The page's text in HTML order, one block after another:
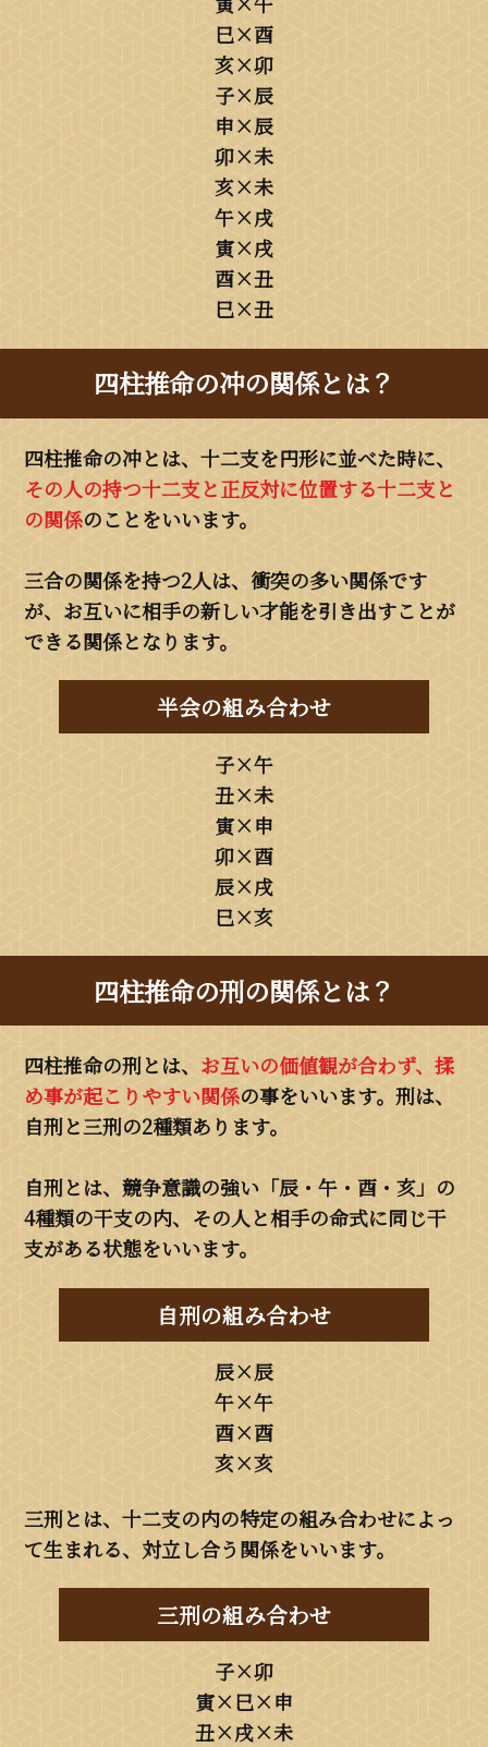
巳×酉
亥×卯
子×辰
申×辰
卯×未
亥×未
午×戌
寅×戌
酉×丑
巳×丑
四柱推命の冲の関係とは？
四柱推命の冲とは、十二支を円形に並べた時に、
その人の持つ十二支と正反対に位置する十二支と
の関係のことをいいます。
三合の関係を持つ2人は、衝突の多い関係です
が、お互いに相手の新しい才能を引き出すことが
できる関係となります。
半会の組み合わせ
子×午
丑×未
寅×申
卯×酉
辰×戌
巳×亥
四柱推命の刑の関係とは？
四柱推命の刑とは、 お互いの価値観が合わず、揉
め事が起こりやすい関係の事をいいます。刑は、
自刑と三刑の2種類あります。
自刑とは、競争意識の強い「辰・午・酉・亥」の
4種類の干支の内、その人と相手の命式に同じ干
支がある状態をいいます。
自刑の組み合わせ
辰×辰
午×午
酉×酉
亥×亥
三刑とは、十二支の内の特定の組み合わせによっ
て生まれる、対立し合う関係をいいます。
三刑の組み合わせ
子×卯
寅×巳×申
丑×戌×未